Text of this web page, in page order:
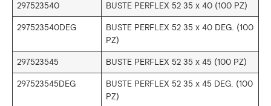
297523540 BUSTE PERFLEX 52 35 x 40 (100 PZ)
297523540DEG
BUSTE PERFLEX 52 35 x 40 DEG. (100
PZ)
297523545 BUSTE PERFLEX 52 35 x 45 (100 PZ)
297523545DEG
BUSTE PERFLEX 52 35 x 45 DEG. (100
PZ)